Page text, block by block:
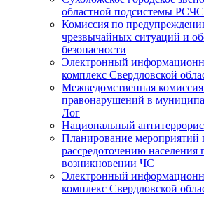
областной подсистемы РСЧС
Комиссия по
чрезвычайных ситуаций и
безопасности
Электронный
комплекс Cвердловской
Межведомственная
правонарушений в
Лог
Национальный
Планирование мероприятий
рассредоточению населения
возникновении ЧС
Электронный
комплекс Свердловской